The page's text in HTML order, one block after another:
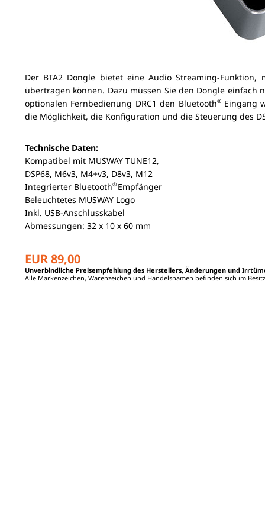
Der BTA2 Dongle bietet eine Audio Streaming-
übertragen können. Dazu müssen Sie den Dongle einfach
optionalen Fernbedienung DRC1 den Bluetooth®Eingang
die Möglichkeit, die Konfiguration und die Steuerung des
Technische Daten:
Kompatibel mit MUSWAY TUNE12,
DSP68, M6v3, M4+v3, D8v3, M12
Integrierter Bluetooth® Empfänger
Beleuchtetes MUSWAY Logo
Inkl. USB-Anschlusskabel
Abmessungen: 32 x 10 x 60 mm
EUR 89,00
Unverbindliche Preisempfehlung des Herstellers, Änderungen und
Alle Markenzeichen, Warenzeichen und Handelsnamen befinden sich im